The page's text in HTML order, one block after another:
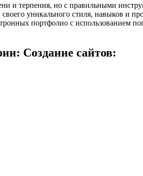
и терпения, но с правильными
уникального стиля, навыков и
портфолио с использованием
Создание сайтов: